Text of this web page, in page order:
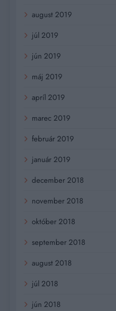
august 2019
júl 2019
jún 2019
máj 2019
apríl 2019
marec 2019
február 2019
január 2019
december 2018
november 2018
október 2018
september 2018
august 2018
júl 2018
jún 2018